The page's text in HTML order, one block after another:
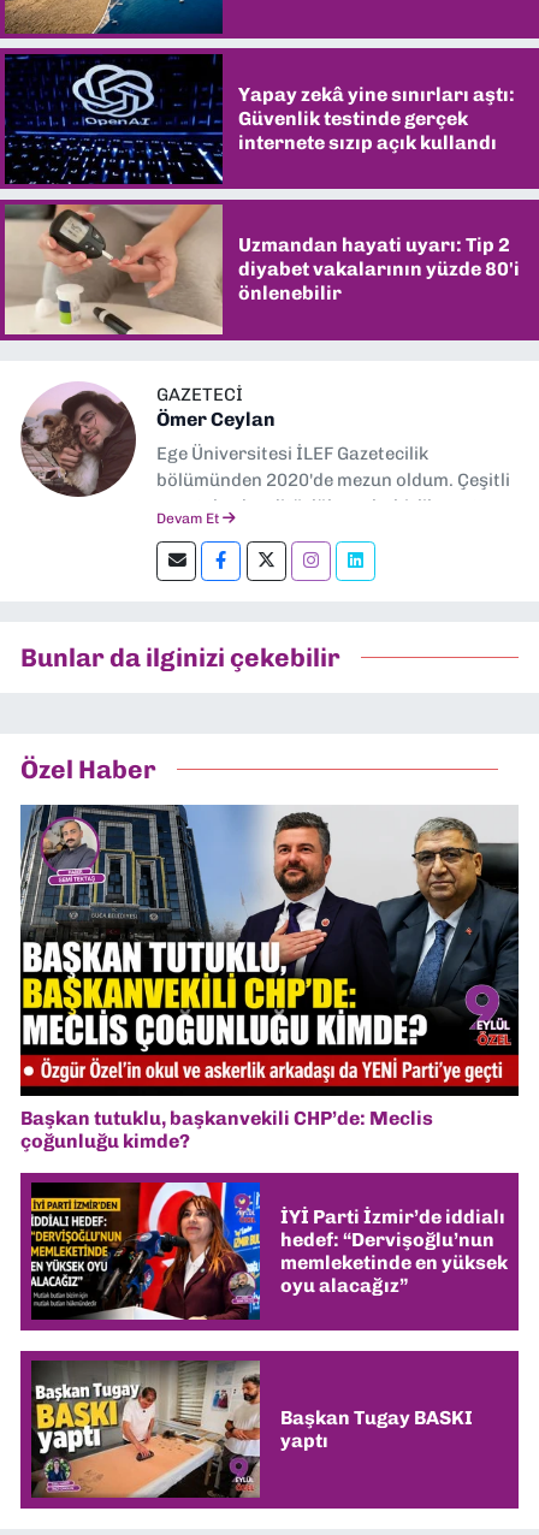
Yapay zekâ yine sınırları aştı:
Güvenlik testinde gerçek
internete sızıp açık kullandı
Uzmandan hayati uyarı: Tip 2
diyabet vakalarının yüzde 80'i
önlenebilir
GAZETECİ
Ömer Ceylan
Ege Üniversitesi İLEF Gazetecilik
bölümünden 2020'de mezun oldum. Çeşitli
gazetelerde editörlük, muhabirlik yaptım.
editörlük yapıyorum.
Devam Et
Bunlar da ilginizi çekebilir
Özel Haber
Başkan tutuklu, başkanvekili CHP’de: Meclis
çoğunluğu kimde?
İYİ Parti İzmir’de iddialı
hedef: “Dervişoğlu’nun
memleketinde en yüksek
oyu alacağız”
Başkan Tugay BASKI
yaptı